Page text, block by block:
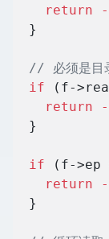
    return
-
  }
// 必须是目
  if
(f-
    return
-
  }
  if
(f->ep
    return
-
  }